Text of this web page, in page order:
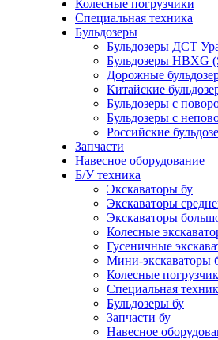
Колесные погрузчики
Специальная техника
Бульдозеры
Бульдозеры ДСТ
Бульдозеры HBXG
Дорожные
Китайские
Бульдозеры с
Бульдозеры с
Российские
Запчасти
Навесное оборудование
Б/У техника
Экскаваторы бу
Экскаваторы
Экскаваторы
Колесные
Гусеничные
Мини-экскаваторы
Колесные
Специальная
Бульдозеры бу
Запчасти бу
Навесное